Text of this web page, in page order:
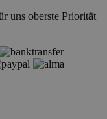
uns oberste Priorität